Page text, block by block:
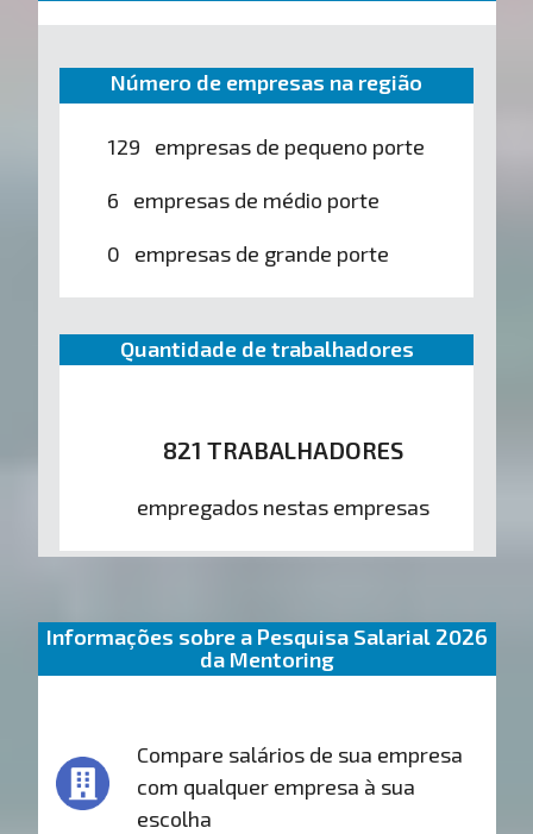
Número de empresas na região
129 empresas de pequeno porte
6 empresas de médio porte
0 empresas de grande porte
Quantidade de trabalhadores
821 TRABALHADORES
empregados nestas empresas
Informações sobre a Pesquisa Salarial 2026
da Mentoring
Compare salários de sua empresa
com qualquer empresa à sua
escolha